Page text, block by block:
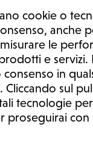
cookie o
anche
le
e
in
sul
tecnologie
proseguirai con
non sono un consulto
una diagnosi
per la
di un farmaco